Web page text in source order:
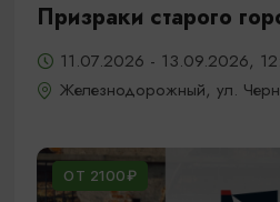
Призраки старого
11.07.2026 - 13.09.2026,
Железнодорожный, ул.
ОТ 2100₽